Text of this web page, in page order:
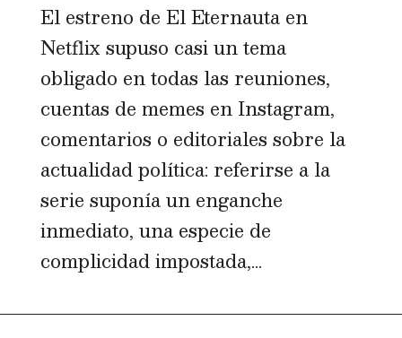
El estreno de El Eternauta en
Netflix supuso casi un tema
obligado en todas las reuniones,
cuentas de memes en Instagram,
comentarios o editoriales sobre la
actualidad política: referirse a la
serie suponía un enganche
inmediato, una especie de
complicidad impostada,...